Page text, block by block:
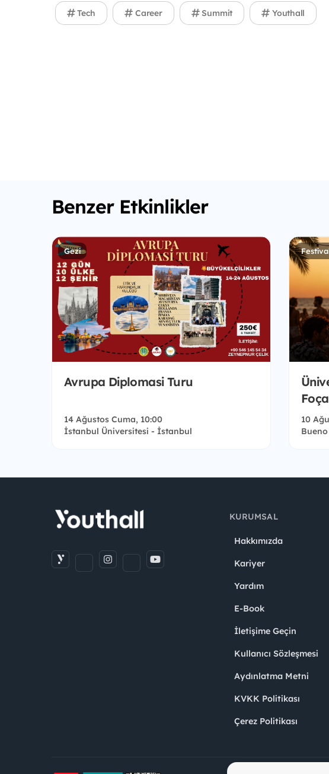
Tech Career Summit Youthall
Benzer Etkinlikler
Gezi
Avrupa Diplomasi Turu
14 Ağustos Cuma, 10:00
İstanbul Üniversitesi - İstanbul
10
KURUMSAL
Hakkımızda
Kariyer
Yardım
E-Book
İletişime Geçin
Kullanıcı Sözleşmesi
Aydınlatma Metni
KVKK Politikası
Çerez Politikası